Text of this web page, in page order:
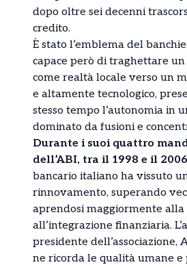
dopo oltre sei decenni
credito.
È stato l’emblema del
capace però di traghettare
come realtà locale verso un
e altamente tecnologico,
stesso tempo l’autonomia in
dominato da fusioni e
Durante i suoi quattro
dell’ABI, tra il 1998 e il 2006
bancario italiano ha vissuto
rinnovamento, superando
aprendosi maggiormente alla
all’integrazione finanziaria.
presidente dell’associazione,
ne ricorda le qualità umane e